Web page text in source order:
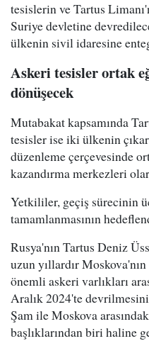
tesislerin ve Tartus
Suriye devletine
ülkenin sivil idaresine
Askeri tesisler ortak
dönüşecek
Mutabakat kapsamında
tesisler ise iki ülkenin
düzenleme çerçevesinde
kazandırma merkezleri
Yetkililer, geçiş sürecinin
tamamlanmasının
Rusya'nın Tartus Deniz
uzun yıllardır
önemli askeri varlıkları
Aralık 2024'te
Şam ile Moskova
başlıklarından biri haline